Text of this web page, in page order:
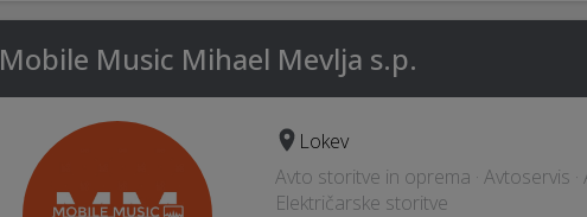
Mobile Music Mihael Mevlja s.p.
Lokev
Avto storitve in oprema · Avtoservis
Električarske storitve